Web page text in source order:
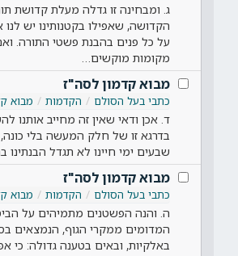
ג. ומבחינה זו גדלה מעלת קדושת
הקדושה, שאפילו בקטנותינו יש
על כל פנים בהבנת פשטי התורה.
מקומות מוקשים…
מבוא קדמון לסה"ז
כתבי בעל הסולם הקדמות מבוא
ד. אכן ודאי שאין זה מחייב אותנו
בדרגא זו של חלק המעשה בלי
שבעים ימי חיינו לא תגדל הבנתינו
מבוא קדמון לסה"ז
כתבי בעל הסולם הקדמות מבוא
ה. והנה הפשטנים מתמיהים על
המדומים ממקרי הגוף, הנמצאים
באלקיות, ובאים בטענה גדולה: כי